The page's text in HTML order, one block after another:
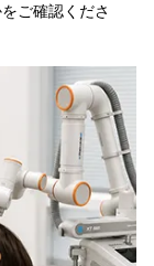
ご確認くださ